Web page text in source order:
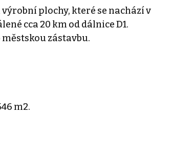
plochy, které se nachází v
cca 20 km od dálnice D1.
zástavbu.
m2.